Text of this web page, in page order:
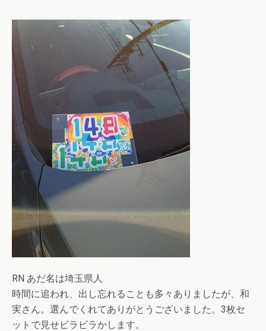
RN あだ名は埼玉県人
時間に追われ、出し忘れることも多々ありましたが、和
実さん。選んでくれてありがとうございました。3枚セ
ットで見せビラビラかします。